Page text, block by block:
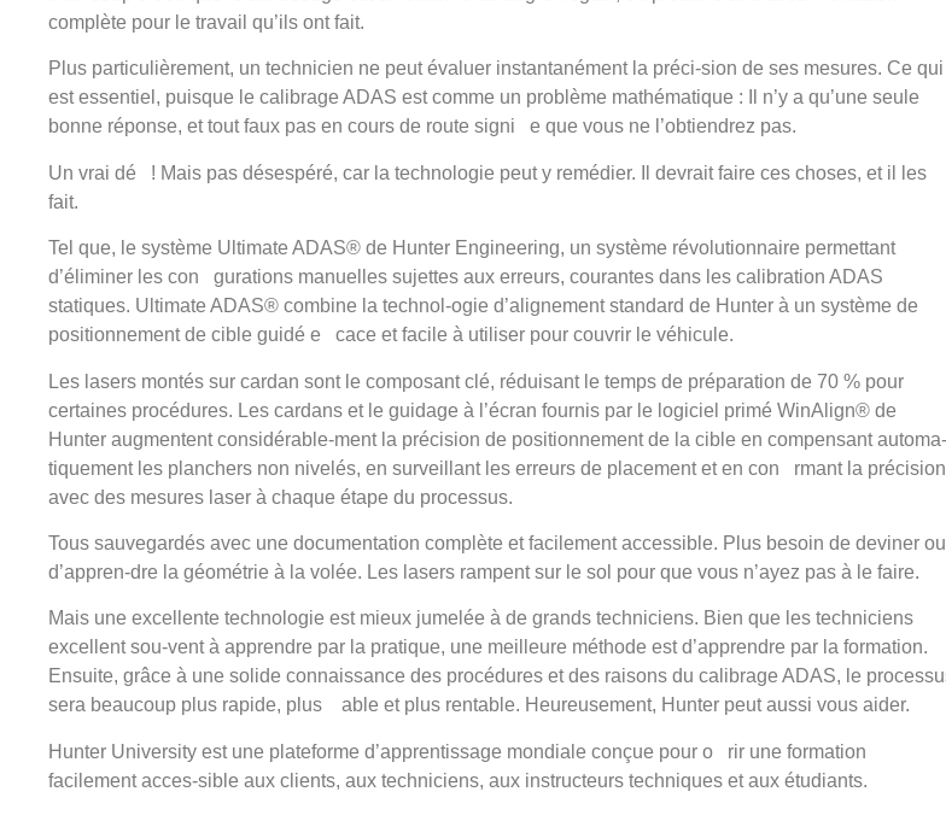
complète pour le travail qu’ils ont fait.
Plus particulièrement, un technicien ne peut évaluer instantanément la préci-sion de ses mesures. Ce qui
est essentiel, puisque le calibrage ADAS est comme un problème mathématique : Il n’y a qu’une seule
bonne réponse, et tout faux pas en cours de route signi e que vous ne l’obtiendrez pas.
Un vrai dé ! Mais pas désespéré, car la technologie peut y remédier. Il devrait faire ces choses, et il les
fait.
Tel que, le système Ultimate ADAS® de Hunter Engineering, un système révolutionnaire permettant
d’éliminer les con gurations manuelles sujettes aux erreurs, courantes dans les calibration ADAS
statiques. Ultimate ADAS® combine la technol-ogie d’alignement standard de Hunter à un système de
positionnement de cible guidé e cace et facile à utiliser pour couvrir le véhicule.
Les lasers montés sur cardan sont le composant clé, réduisant le temps de préparation de 70 % pour
certaines procédures. Les cardans et le guidage à l’écran fournis par le logiciel primé WinAlign® de
Hunter augmentent considérable-ment la précision de positionnement de la cible en compensant automa-
tiquement les planchers non nivelés, en surveillant les erreurs de placement et en con rmant la précision
avec des mesures laser à chaque étape du processus.
Tous sauvegardés avec une documentation complète et facilement accessible. Plus besoin de deviner ou
d’appren-dre la géométrie à la volée. Les lasers rampent sur le sol pour que vous n’ayez pas à le faire.
Mais une excellente technologie est mieux jumelée à de grands techniciens. Bien que les techniciens
excellent sou-vent à apprendre par la pratique, une meilleure méthode est d’apprendre par la formation.
Ensuite, grâce à une solide connaissance des procédures et des raisons du calibrage ADAS, le
sera beaucoup plus rapide, plus able et plus rentable. Heureusement, Hunter peut aussi vous aider.
Hunter University est une plateforme d’apprentissage mondiale conçue pour o rir une formation
facilement acces-sible aux clients, aux techniciens, aux instructeurs techniques et aux étudiants.